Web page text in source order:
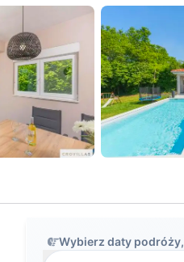
Wybierz daty